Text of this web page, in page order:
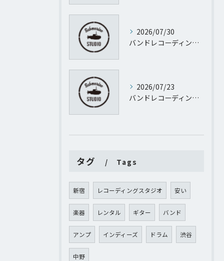
2026/07/30
バンドレコーディング設計で失敗しない予算管理と進行のポイント
2026/07/23
バンドレコーディングとパーソナルレコーディングを東京都渋谷区代官山町で実現するために知っておきたい機材や予算のすべて
タグ Tags
新宿 レコーディングスタジオ 安い
楽器 レンタル ギター バンド
アンプ インディーズ ドラム 渋谷
中野